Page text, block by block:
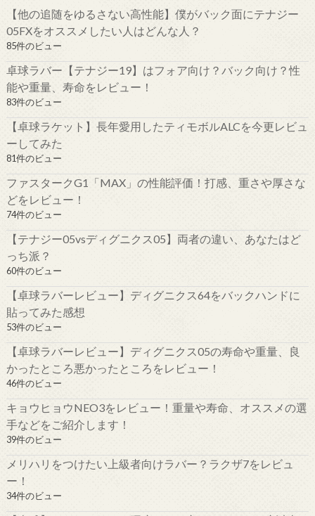
【他の追随をゆるさない高性能】僕がバック面にテナジー
05FXをオススメしたい人はどんな人？
85件のビュー
卓球ラバー【テナジー19】はフォア向け？バック向け？性
能や重量、寿命をレビュー！
83件のビュー
【卓球ラケット】長年愛用したティモボルALCを今更レビュ
ーしてみた
81件のビュー
ファスタークG1「MAX」の性能評価！打感、重さや厚さな
どをレビュー！
74件のビュー
【テナジー05vsディグニクス05】両者の違い、あなたはど
っち派？
60件のビュー
【卓球ラバーレビュー】ディグニクス64をバックハンドに
貼ってみた感想
53件のビュー
【卓球ラバーレビュー】ディグニクス05の寿命や重量、良
かったところ悪かったところをレビュー！
46件のビュー
キョウヒョウNEO3をレビュー！重量や寿命、オススメの選
手などをご紹介します！
39件のビュー
メリハリをつけたい上級者向けラバー？ラクザ7をレビュ
ー！
34件のビュー